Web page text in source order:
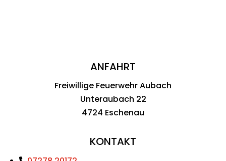
ANFAHRT
Freiwillige Feuerwehr Aubach
Unteraubach 22
4724 Eschenau
KONTAKT